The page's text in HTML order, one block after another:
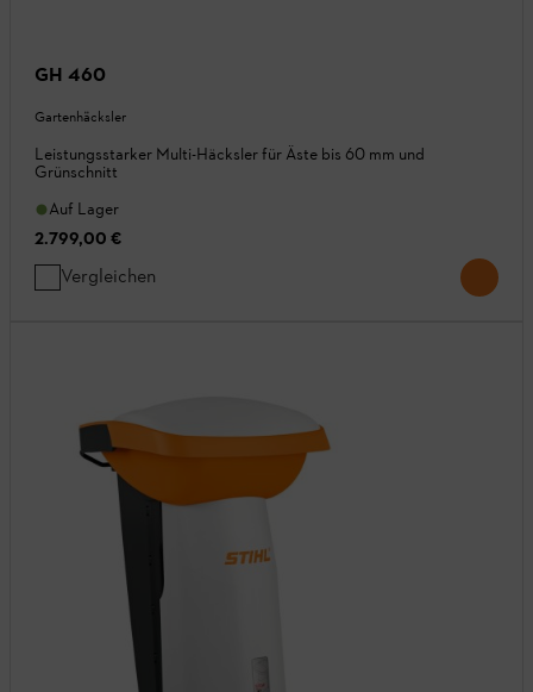
GH 460
Gartenhäcksler
Leistungsstarker Multi-Häcksler für Äste bis 60 mm und
Grünschnitt
Auf Lager
2.799,00 €
Vergleichen